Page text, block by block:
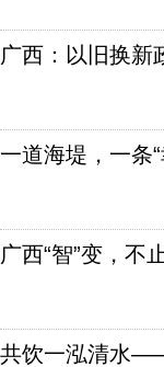
广西：以旧换新
一道海堤，一条
广西“智”变，不
共饮一泓清水